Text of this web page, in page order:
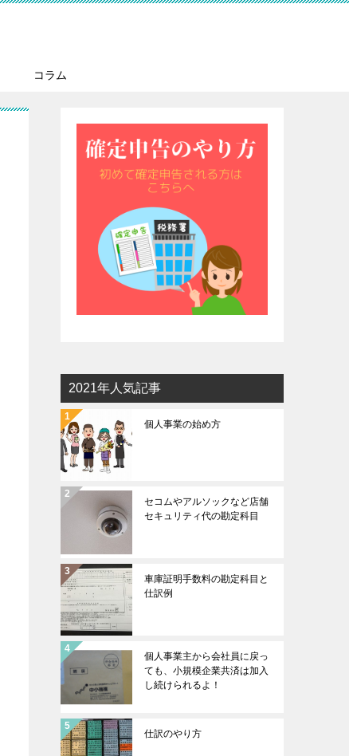
コラム
2021年人気記事
個人事業の始め方
セコムやアルソックなど店舗
セキュリティ代の勘定科目
車庫証明手数料の勘定科目と
仕訳例
個人事業主から会社員に戻っ
ても、小規模企業共済は加入
し続けられるよ！
仕訳のやり方